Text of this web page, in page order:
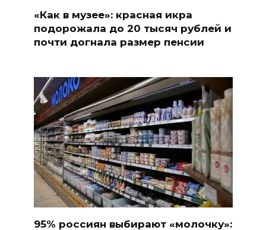
«Как в музее»: красная икра
подорожала до 20 тысяч рублей и
почти догнала размер пенсии
95% россиян выбирают «молочку»: